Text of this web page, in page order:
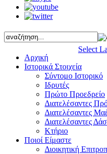
Select
Αρχική
Ιστορικά Στοιχεία
Σύντομο Ιστορικό
Ιδρυτές
Πρώτο Προεδρείο
Διατελέσαντες
Διατελέσαντες
Διατελέσαντες
Κτήριο
Ποιοί Είμαστε
Διοικητική